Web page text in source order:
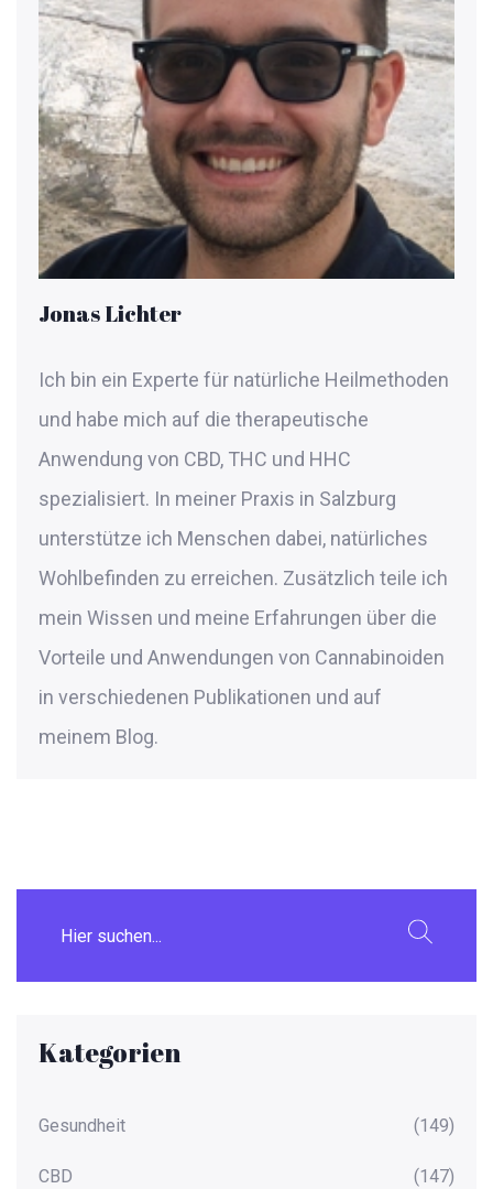
Jonas Lichter
Ich bin ein Experte für natürliche Heilmethoden
und habe mich auf die therapeutische
Anwendung von CBD, THC und HHC
spezialisiert. In meiner Praxis in Salzburg
unterstütze ich Menschen dabei, natürliches
Wohlbefinden zu erreichen. Zusätzlich teile ich
mein Wissen und meine Erfahrungen über die
Vorteile und Anwendungen von Cannabinoiden
in verschiedenen Publikationen und auf
meinem Blog.
Kategorien
Gesundheit (149)
CBD (147)